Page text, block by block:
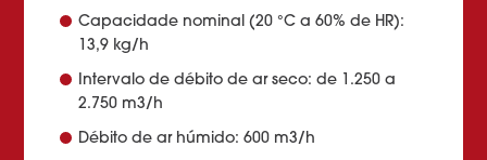
Capacidade nominal (20 °C a 60% de HR):
13,9 kg/h
Intervalo de débito de ar seco: de 1.250 a
2.750 m3/h
Débito de ar húmido: 600 m3/h